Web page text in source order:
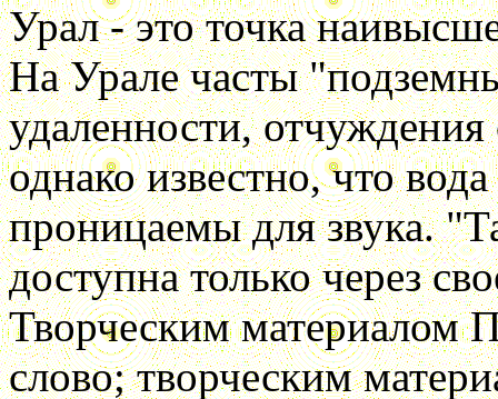
Урал - это точка
На Урале часты
удаленности, отчуждения
однако известно, что
проницаемы для звука.
доступна только через
Творческим материалом
слово; творческим